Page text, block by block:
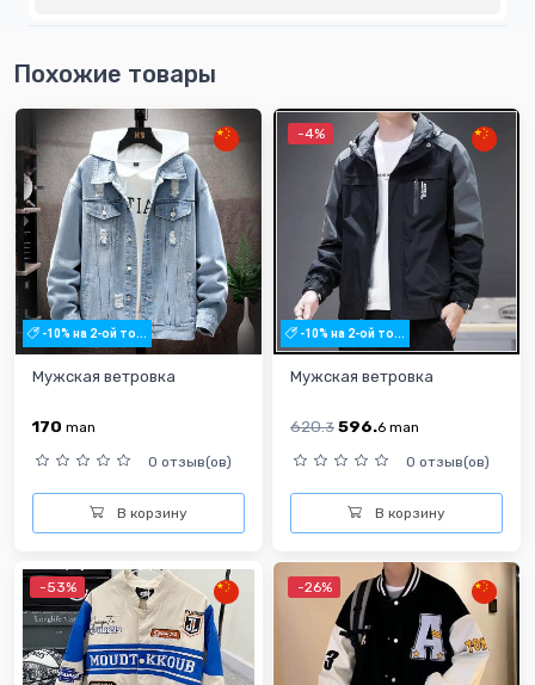
Похожие товары
-10% на 2-ой то...
Мужская ветровка
170 man
0 отзыв(ов)
В корзину
-4%
-10% на 2-ой то...
Мужская ветровка
620.3 596.6 man
0 отзыв(ов)
В корзину
-53% -26%